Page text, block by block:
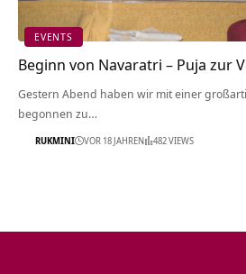
EVENTS
Beginn von Navaratri – Puja zur
Gestern Abend haben wir mit einer
begonnen zu…
RUKMINI VOR 18 JAHREN 482 VIEWS